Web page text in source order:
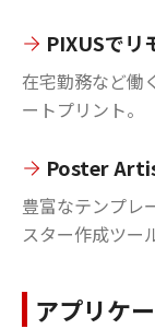
PIXUSでリ
在宅勤務など働
ートプリント。
Poster
豊富なテンプレ
スター作成ツー
アプリケ